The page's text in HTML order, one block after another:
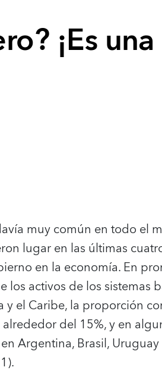
¡Es una
muy común en todo el
lugar en las últimas
en la economía. En
activos de los sistemas
y el Caribe, la proporción
del 15%, y en
Argentina, Brasil, Uruguay